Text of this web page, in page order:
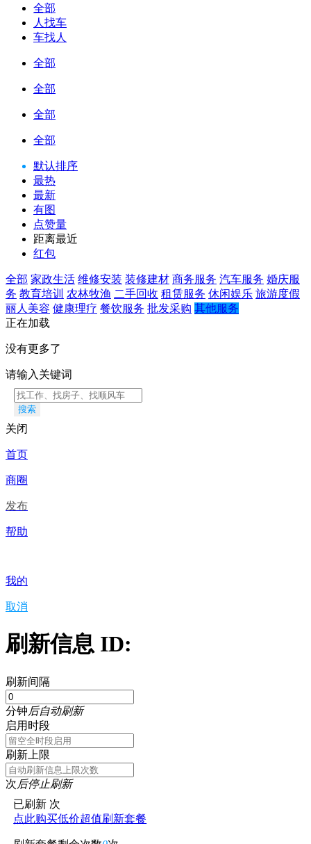
全部
人找车
车找人
全部
全部
全部
全部
默认排序
最热
最新
有图
点赞量
距离最近
红包
全部 家政生活 维修安装 装修建材 商务服务 汽车服务 婚庆服
务 教育培训 农林牧渔 二手回收 租赁服务 休闲娱乐 旅游度假
丽人美容 健康理疗 餐饮服务 批发采购 其他服务
正在加载
没有更多了
请输入关键词
搜索
关闭
首页
商圈
发布
帮助
我的
取消
刷新信息 ID:
刷新间隔
分钟后自动刷新
启用时段
刷新上限
次后停止刷新
已刷新 次
点此购买低价超值刷新套餐